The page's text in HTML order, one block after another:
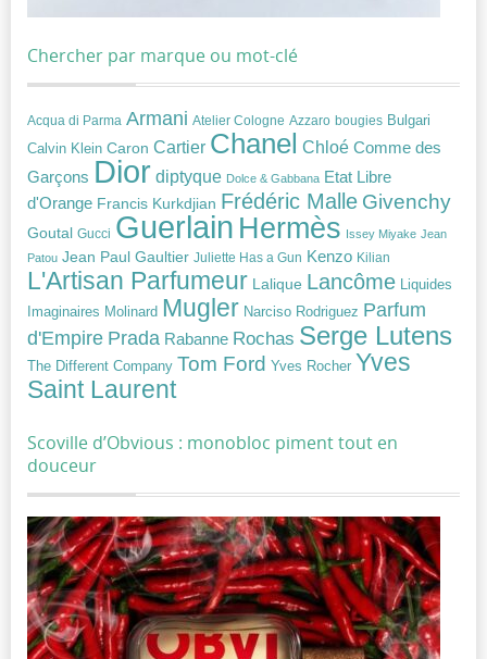
Chercher par marque ou mot-clé
Acqua di Parma Armani Atelier Cologne Azzaro bougies Bulgari
Calvin Klein Caron Cartier Chanel Chloé Comme des
Garçons Dior diptyque Dolce & Gabbana Etat Libre
d'Orange Francis Kurkdjian Frédéric Malle Givenchy
Goutal Gucci Guerlain Hermès Issey Miyake Jean
Patou Jean Paul Gaultier Juliette Has a Gun Kenzo Kilian
L'Artisan Parfumeur Lalique Lancôme Liquides
Imaginaires Molinard Mugler Narciso Rodriguez Parfum
d'Empire Prada Rabanne Rochas Serge Lutens
The Different Company Tom Ford Yves Rocher Yves
Saint Laurent
Scoville d’Obvious : monobloc piment tout en
douceur